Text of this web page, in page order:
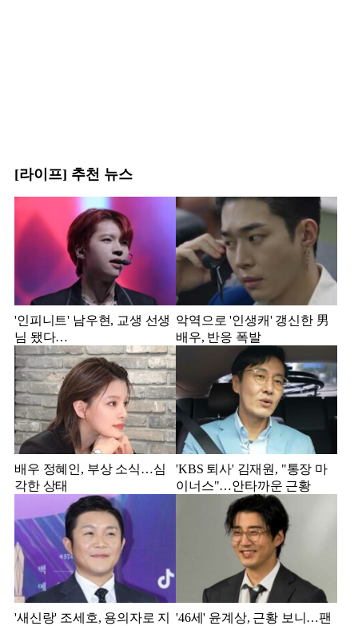
[라이프] 추천 뉴스
'인피니트' 남우현, 교생 선생
님 됐다…
악역으로 '인생캐' 갱신한 男
배우, 반응 폭발
배우 정혜인, 부상 소식…심
각한 상태
'KBS 퇴사' 김재원, "통장 마
이너스"…안타까운 근황
'새신랑' 조세호, 용의자로 지
'46세' 윤계상, 근황 보니…팬